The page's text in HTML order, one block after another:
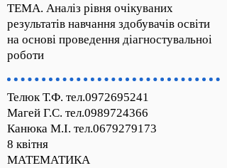
ТЕМА. Аналіз рівня очікуваних
результатів навчання здобувачів освіти
на основі проведення діагностувальноі
роботи
Телюк Т.Ф. тел.0972695241
Магей Г.С. тел.0989724366
Канюка М.І. тел.0679279173
8 квітня
МАТЕМАТИКА